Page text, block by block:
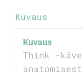
Kuvaus
Kuvaus
Think -